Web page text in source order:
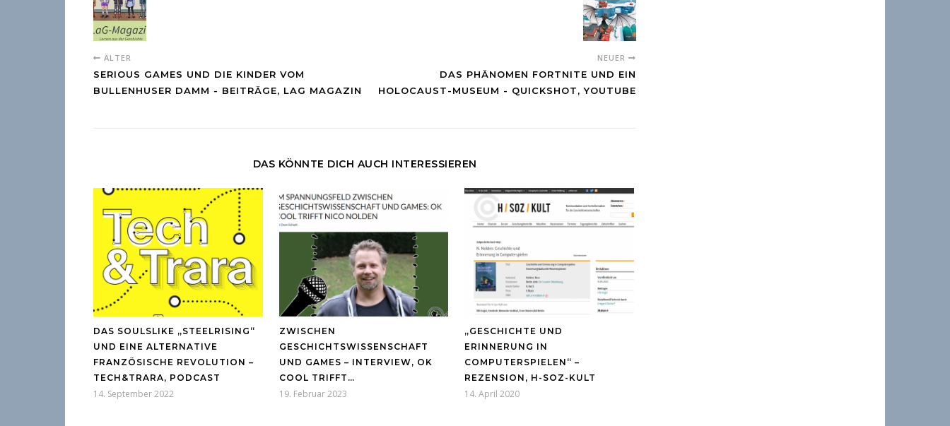
ÄLTER
SERIOUS GAMES UND DIE KINDER VOM
BULLENHUSER DAMM - BEITRÄGE, LAG MAGAZIN
NEUER
DAS PHÄNOMEN FORTNITE UND EIN
HOLOCAUST-MUSEUM - QUICKSHOT, YOUTUBE
DAS KÖNNTE DICH AUCH INTERESSIEREN
DAS SOULSLIKE „STEELRISING“
UND EINE ALTERNATIVE
FRANZÖSISCHE REVOLUTION –
TECH&TRARA, PODCAST
14. September 2022
ZWISCHEN
GESCHICHTSWISSENSCHAFT
UND GAMES – INTERVIEW, OK
COOL TRIFFT…
19. Februar 2023
„GESCHICHTE UND
ERINNERUNG IN
COMPUTERSPIELEN“ –
REZENSION, H-SOZ-KULT
14. April 2020